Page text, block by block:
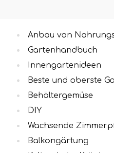
Anbau von
Gartenhandbuch
Innengartenideen
Beste und oberste
Behältergemüse
DIY
Wachsende
Balkongärtung